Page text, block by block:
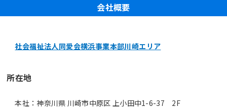
会社概要
社会福祉法人同愛会横浜事業本部川崎エリア
所在地
本社：神奈川県 川崎市中原区 上小田中1-6-37 2F